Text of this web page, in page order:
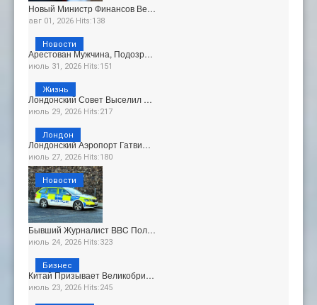
Новый Министр Финансов Ве…
авг 01, 2026 Hits:138
Арестован Мужчина, Подозр…
июль 31, 2026 Hits:151
Новости
Лондонский Совет Выселил …
июль 29, 2026 Hits:217
Жизнь
Лондонский Аэропорт Гатви…
июль 27, 2026 Hits:180
Лондон
Бывший Журналист BBC Пол…
июль 24, 2026 Hits:323
Новости
Китай Призывает Великобри…
июль 23, 2026 Hits:245
Бизнес